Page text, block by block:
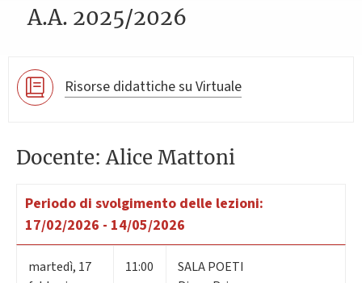
A.A. 2025/2026
Risorse didattiche su Virtuale
Docente: Alice Mattoni
Periodo di svolgimento delle lezioni:
17/02/2026 - 14/05/2026
martedì, 17
11:00
SALA POETI